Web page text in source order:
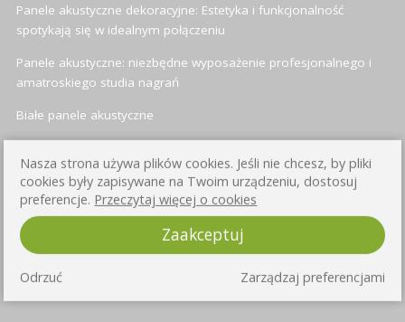
Panele akustyczne dekoracyjne: Estetyka i funkcjonalność
spotykają się w idealnym połączeniu
Panele akustyczne: niezbędne wyposażenie profesjonalnego i
amatroskiego studia nagrań
Białe panele akustyczne
INFORMACJE O WYSYŁCE
Przy każdym produkcie znajduje się informacja o czasie wysyłki -
standardowo jest to od 3 do 4 dni roboczych
Nasza strona używa plików cookies. Jeśli nie chcesz, by pliki
cookies były zapisywane na Twoim urządzeniu, dostosuj
preferencje. Przeczytaj więcej o cookies
Zaakceptuj
Zarządzaj preferencjami
Odrzuć